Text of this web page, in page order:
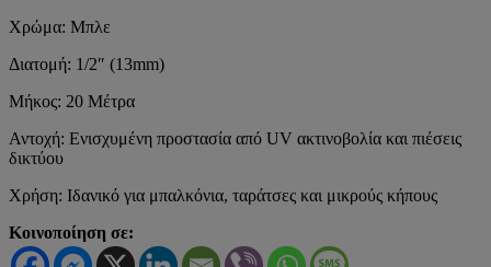
Χρώμα: Μπλε
Διατομή: 1/2″ (13mm)
Μήκος: 20 Μέτρα
Αντοχή: Ενισχυμένη προστασία από UV ακτινοβολία και πιέσεις
δικτύου
Χρήση: Ιδανικό για μπαλκόνια, ταράτσες και μικρούς κήπους
Κοινοποίηση σε: